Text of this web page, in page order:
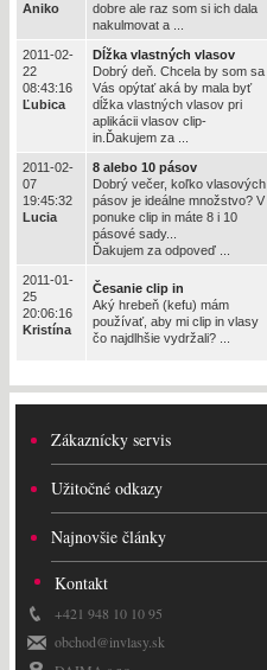
Aniko
dobre ale raz som si ich dala
nakulmovat a ...
2011-02-
22
08:43:16
Ľubica
Dĺžka vlastných vlasov
Dobrý deň. Chcela by som sa
Vás opýtať aká by mala byť
dĺžka vlastných vlasov pri
aplikácii vlasov clip-
in.Ďakujem za ...
2011-02-
07
19:45:32
Lucia
8 alebo 10 pásov
Dobrý večer, koľko vlasových
pásov je ideálne množstvo? V
ponuke clip in máte 8 i 10
pásové sady...
Ďakujem za odpoveď ...
2011-01-
25
20:06:16
Kristína
Česanie clip in
Aký hrebeň (kefu) mám
používať, aby mi clip in vlasy
čo najdlhšie vydržali? ...
Zákaznícky servis
Užitočné odkazy
Najnovšie články
Kontakt
+421 948 10 10 95
obchod@invlasy.sk